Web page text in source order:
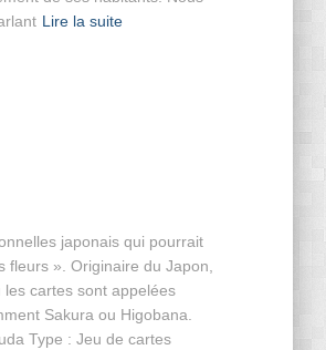
Lire la suite
japonais qui pourrait
fleurs ». Originaire du Japon,
cartes sont appelées
Sakura ou Higobana.
Type : Jeu de cartes